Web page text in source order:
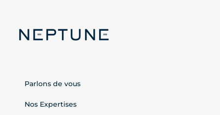
Parlons de vous
Nos Expertises